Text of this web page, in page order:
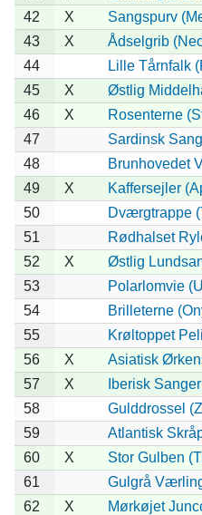
42
X Sangspurv
43
X Ådselgrib
44
Lille Tårnfalk
45
X Østlig
46
X Rosenterne
47
Sardinsk
48
Brunhovedet
49
X Kaffersejler
50
Dværgtrappe
51
Rødhalset
52
X Østlig
53
Polarlomvie
54
Brilleterne
55
Krøltoppet
56
X Asiatisk
57
X Iberisk
58
Gulddrossel
59
Atlantisk
60
X Stor Gulben
61
Gulgrå
62
X Mørkøjet